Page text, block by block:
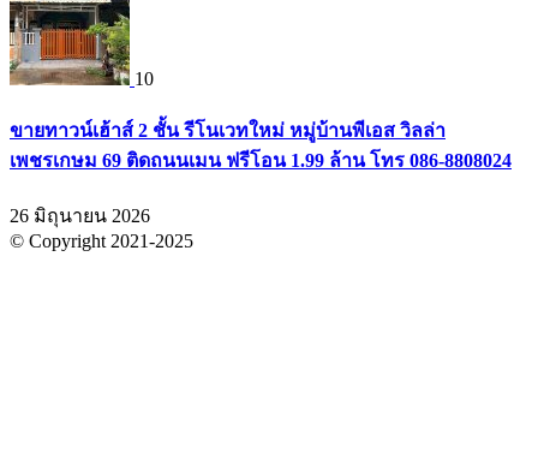
10
ขายทาวน์เฮ้าส์ 2 ชั้น รีโนเวทใหม่ หมู่บ้านพีเอส วิลล่า
เพชรเกษม 69 ติดถนนเมน ฟรีโอน 1.99 ล้าน โทร 086-8808024
26 มิถุนายน 2026
© Copyright 2021-2025